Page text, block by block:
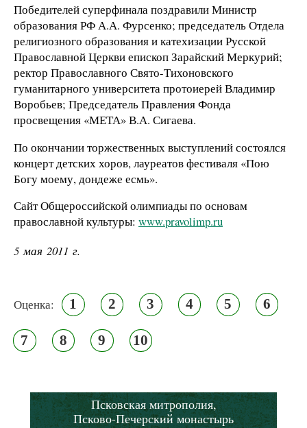
Победителей суперфинала поздравили Министр
образования РФ А.А. Фурсенко; председатель Отдела
религиозного образования и катехизации Русской
Православной Церкви епископ Зарайский Меркурий;
ректор Православного Свято-Тихоновского
гуманитарного университета протоиерей Владимир
Воробьев; Председатель Правления Фонда
просвещения «МЕТА» В.А. Сигаева.
По окончании торжественных выступлений состоялся
концерт детских хоров, лауреатов фестиваля «Пою
Богу моему, дондеже есмь».
Сайт Общероссийской олимпиады по основам
православной культуры: www.pravolimp.ru
5 мая 2011 г.
Оценка: 1 2 3 4 5 6
7 8 9 10
Псковская митрополия,
Псково-Печерский монастырь